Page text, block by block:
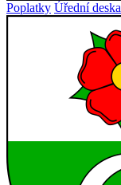
Poplatky Úřední deska